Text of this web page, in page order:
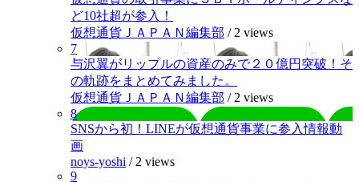
ど10社超が参入！
仮想通貨ＪＡＰＡＮ編集部 / 2 views
7
与沢翼がリップルの資産のみで２０億円突破！そ
の軌跡をまとめてみました。
仮想通貨ＪＡＰＡＮ編集部 / 2 views
8
SNSから初！LINEが仮想通貨事業に参入情報動
画
noys-yoshi / 2 views
9